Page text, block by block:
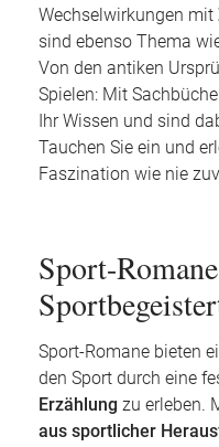
Wechselwirkungen mit
sind ebenso Thema
Von den antiken
Spielen: Mit
Ihr Wissen und sind
Tauchen Sie ein und
Faszination wie nie
Sport-
Sport-Romane bieten
den Sport durch eine
Erzählung zu erleben.
aus sportlicher